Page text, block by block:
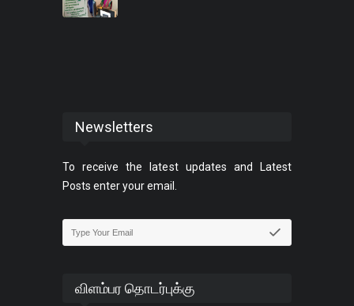
Newsletters
To receive the latest updates and Latest
Posts enter your email.
விளம்பர தொடர்புக்கு